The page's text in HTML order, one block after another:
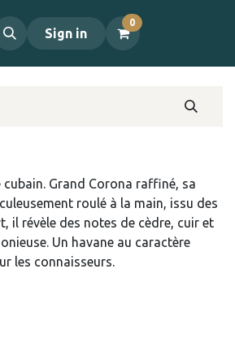
Sign in
0
Grand Corona raffiné, sa
roulé à la main, issu des
il révèle des notes de cèdre, cuir et
Un havane au caractère
les connaisseurs.